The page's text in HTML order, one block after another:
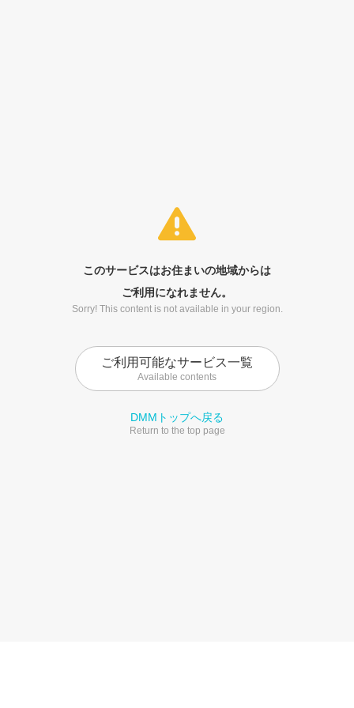
このサービスはお住まいの地域からは
ご利用になれません。
Sorry! This content is not available in your region.
ご利用可能なサービス一覧
Available contents
DMMトップへ戻る
Return to the top page